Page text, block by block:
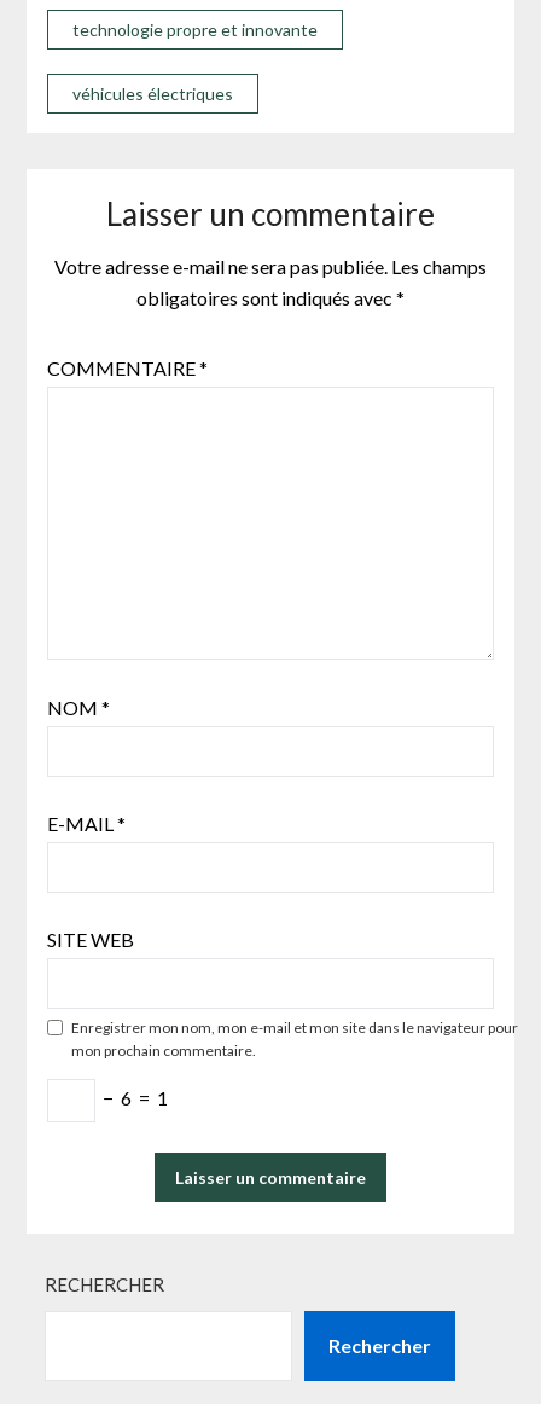
technologie propre et innovante
véhicules électriques
Laisser un commentaire
Votre adresse e-mail ne sera pas publiée. Les champs
obligatoires sont indiqués avec *
COMMENTAIRE*
NOM *
E-MAIL*
SITE WEB
Enregistrer mon nom, mon e-mail et mon site dans le navigateur pour
mon prochain commentaire.
− 6 = 1
RECHERCHER
Rechercher